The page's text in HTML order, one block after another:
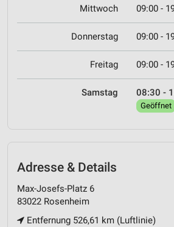
Mittwoch 09:00 -
Donnerstag 09:00 -
Freitag 09:00 -
Samstag 08:30 -
Geöffnet
Adresse & Details
Max-Josefs-Platz 6
83022 Rosenheim
Entfernung 526,61 km (Luftlinie)